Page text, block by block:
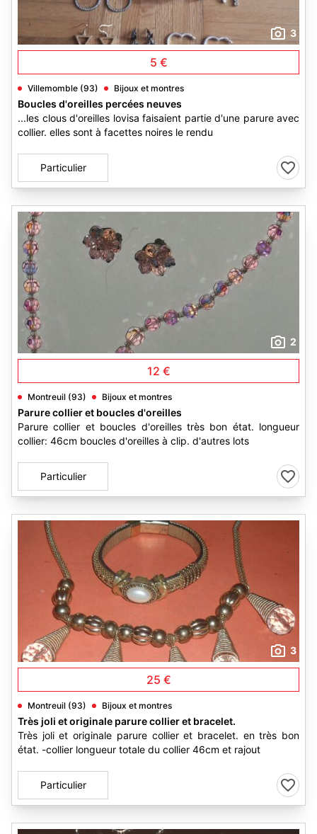
3
5 €
Villemomble (93) Bijoux et montres
Boucles d'oreilles percées neuves
...les clous d'oreilles lovisa faisaient partie d'une parure avec
collier. elles sont à facettes noires le rendu
Particulier
2
12 €
Montreuil (93) Bijoux et montres
Parure collier et boucles d'oreilles
Parure collier et boucles d'oreilles très bon état. longueur
collier: 46cm boucles d'oreilles à clip. d'autres lots
Particulier
3
25 €
Montreuil (93) Bijoux et montres
Très joli et originale parure collier et bracelet.
Très joli et originale parure collier et bracelet. en très bon
état. -collier longueur totale du collier 46cm et rajout
Particulier